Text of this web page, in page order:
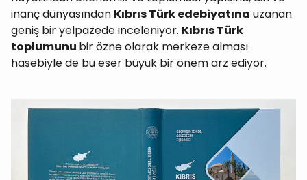
inanç dünyasından Kıbrıs Türk edebiyatına uzanan
geniş bir yelpazede inceleniyor. Kıbrıs Türk
toplumunu bir özne olarak merkeze alması
hasebiyle de bu eser büyük bir önem arz ediyor.